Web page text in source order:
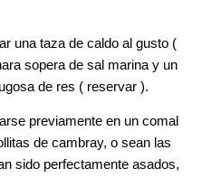
una taza de caldo al gusto (
sopera de sal marina y un
de res ( reservar ).
previamente en un comal
de cambray, o sean las
sido perfectamente asados,